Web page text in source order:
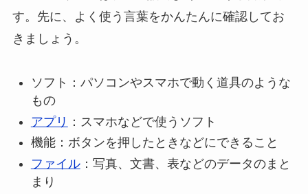
す。先に、よく使う言葉をかんたんに確認してお
きましょう。
ソフト：パソコンやスマホで動く道具のような
もの
アプリ ：スマホなどで使うソフト
機能：ボタンを押したときなどにできること
ファイル：写真、文書、表などのデータのまと
まり